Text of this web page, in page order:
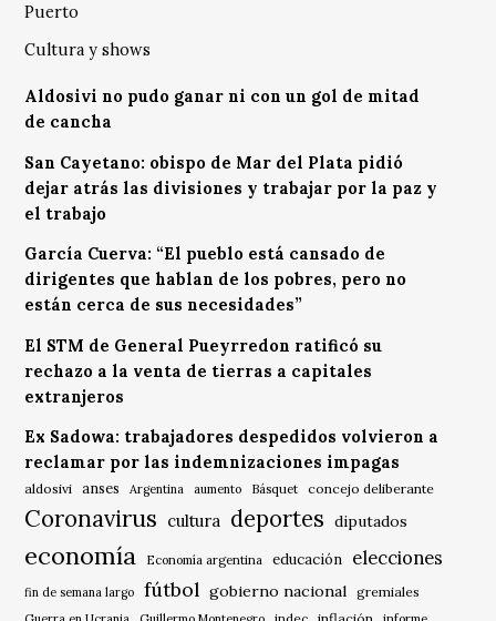
Puerto
Cultura y shows
Aldosivi no pudo ganar ni con un gol de mitad
de cancha
San Cayetano: obispo de Mar del Plata pidió
dejar atrás las divisiones y trabajar por la paz y
el trabajo
García Cuerva: “El pueblo está cansado de
dirigentes que hablan de los pobres, pero no
están cerca de sus necesidades”
El STM de General Pueyrredon ratificó su
rechazo a la venta de tierras a capitales
extranjeros
Ex Sadowa: trabajadores despedidos volvieron a
reclamar por las indemnizaciones impagas
aldosivi anses Argentina aumento Básquet concejo deliberante
Coronavirus cultura deportes diputados
economía Economía argentina educación elecciones
fin de semana largo fútbol gobierno nacional gremiales